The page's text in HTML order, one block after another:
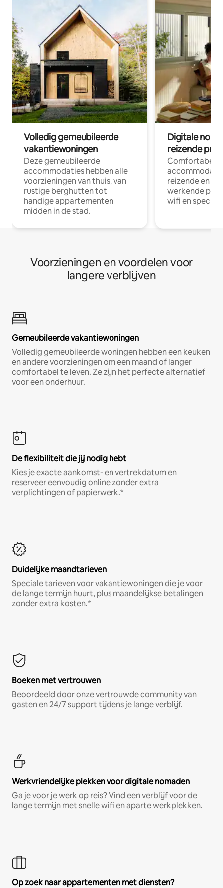
Volledig gemeubileerde
vakantiewoningen
Deze gemeubileerde
accommodaties hebben alle
voorzieningen van thuis, van
rustige berghutten tot
handige appartementen
midden in de stad.
Digitale
reizende
Comfortabele
reizende en
werkende
wifi en
Voorzieningen en voordelen voor
langere verblijven
Gemeubileerde vakantiewoningen
Volledig gemeubileerde woningen hebben een keuken
en andere voorzieningen om een maand of langer
comfortabel te leven. Ze zijn het perfecte alternatief
voor een onderhuur.
De flexibiliteit die jij nodig hebt
Kies je exacte aankomst- en vertrekdatum en
reserveer eenvoudig online zonder extra
verplichtingen of papierwerk.*
Duidelijke maandtarieven
Speciale tarieven voor vakantiewoningen die je voor
de lange termijn huurt, plus maandelijkse betalingen
zonder extra kosten.*
Boeken met vertrouwen
Beoordeeld door onze vertrouwde community van
gasten en 24/7 support tijdens je lange verblijf.
Werkvriendelijke plekken voor digitale nomaden
Ga je voor je werk op reis? Vind een verblijf voor de
lange termijn met snelle wifi en aparte werkplekken.
Op zoek naar appartementen met diensten?